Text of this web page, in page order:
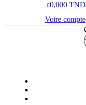
00,000 TND
Votre compte